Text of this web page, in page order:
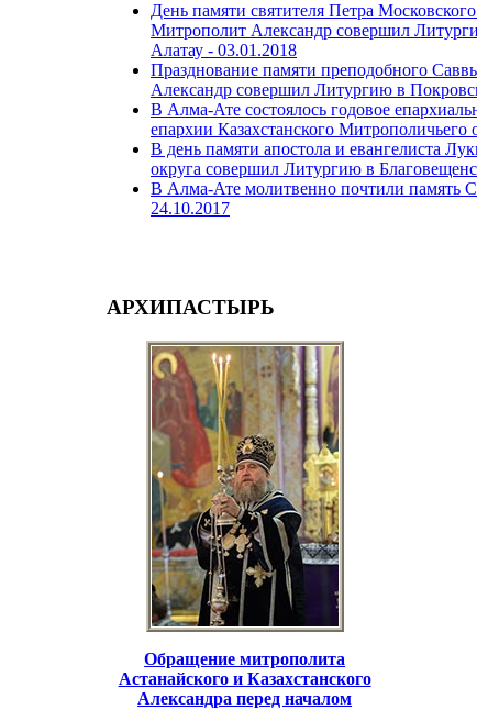
День памяти святителя Петра
Митрополит Александр совершил
Алатау - 03.01.2018
Празднование памяти преподобного
Александр совершил Литургию в
В Алма-Ате состоялось годовое
епархии Казахстанского Митрополичьего
В день памяти апостола и евангелиста
округа совершил Литургию в
В Алма-Ате молитвенно почтили память
24.10.2017
АРХИПАСТЫРЬ
Обращение митрополита
Астанайского и Казахстанского
Александра перед началом